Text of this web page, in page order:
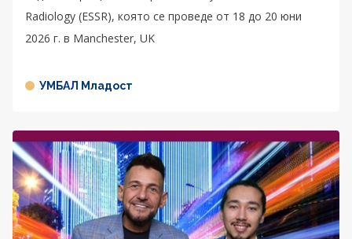
Radiology (ESSR), която се проведе от 18 до 20 юни
2026 г. в Manchester, UK
УМБАЛ Младост